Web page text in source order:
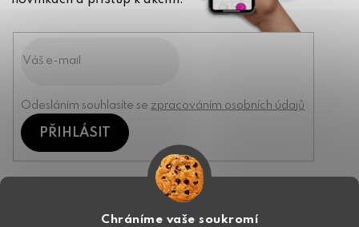
Chráníme vaše soukromí
Odesláním souhlasíte se zpracováním osobních údajů
PŘIHLÁSIT